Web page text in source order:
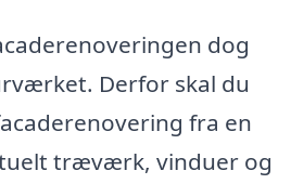
dog
Derfor skal du
fra en
træværk, vinduer og